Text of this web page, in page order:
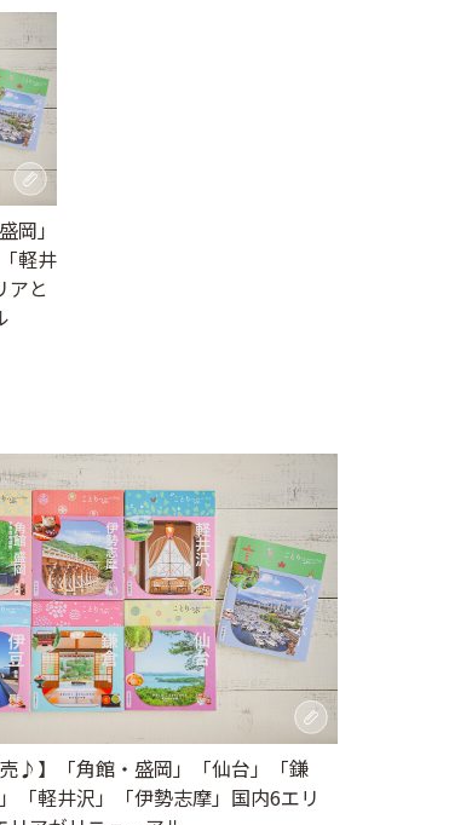
岡」
軽井
アと
売♪】「角館・盛岡」「仙台」「鎌
「軽井沢」「伊勢志摩」国内6エリ